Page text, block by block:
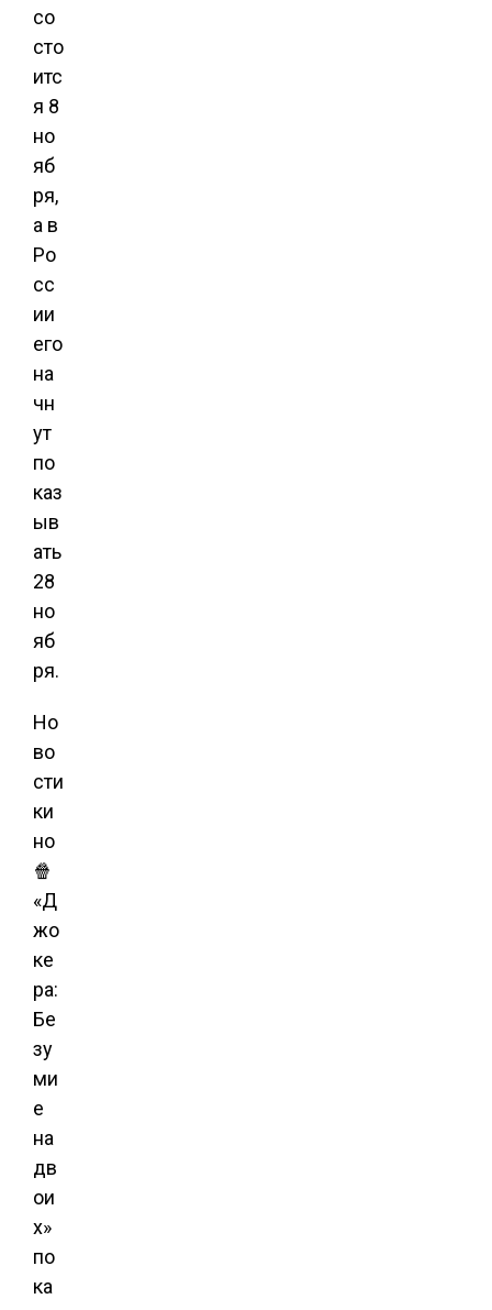
со
сто
итс
я 8
но
яб
ря,
а в
Ро
сс
ии
его
на
чн
ут
по
каз
ыв
ать
28
но
яб
ря.
Но
во
сти
ки
но
🍿
«Д
жо
ке
ра:
Бе
зу
ми
е
на
дв
ои
х»
по
ка